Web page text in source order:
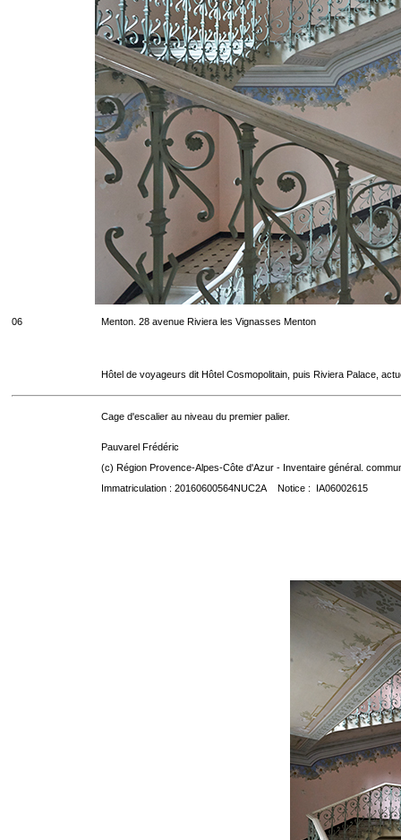
06 Menton. 28 avenue Riviera les Vignasses Menton
Hôtel de voyageurs dit Hôtel Cosmopolitain, puis Riviera Palace,
Cage d'escalier au niveau du premier palier.
Pauvarel Frédéric
(c) Région Provence-Alpes-Côte d'Azur - Inventaire général.
Immatriculation : 20160600564NUC2A Notice : IA06002615